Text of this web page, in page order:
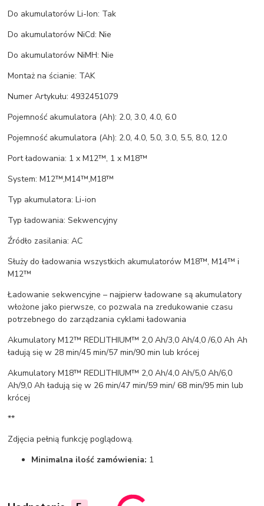
Do akumulatorów Li-Ion: Tak
Do akumulatorów NiCd: Nie
Do akumulatorów NiMH: Nie
Montaż na ścianie: TAK
Numer Artykułu: 4932451079
Pojemność akumulatora (Ah): 2.0, 3.0, 4.0, 6.0
Pojemność akumulatora (Ah): 2.0, 4.0, 5.0, 3.0, 5.5, 8.0, 12.0
Port ładowania: 1 x M12™, 1 x M18™
System: M12™,M14™,M18™
Typ akumulatora: Li-ion
Typ ładowania: Sekwencyjny
Źródło zasilania: AC
Służy do ładowania wszystkich akumulatorów M18™, M14™ i
M12™
Ładowanie sekwencyjne – najpierw ładowane są akumulatory
włożone jako pierwsze, co pozwala na zredukowanie czasu
potrzebnego do zarządzania cyklami ładowania
Akumulatory M12™ REDLITHIUM™ 2,0 Ah/3,0 Ah/4,0 /6,0 Ah Ah
ładują się w 28 min/45 min/57 min/90 min lub krócej
Akumulatory M18™ REDLITHIUM™ 2,0 Ah/4,0 Ah/5,0 Ah/6,0
Ah/9,0 Ah ładują się w 26 min/47 min/59 min/ 68 min/95 min lub
krócej
**
Zdjęcia pełnią funkcję poglądową.
Minimalna ilość zamówienia: 1